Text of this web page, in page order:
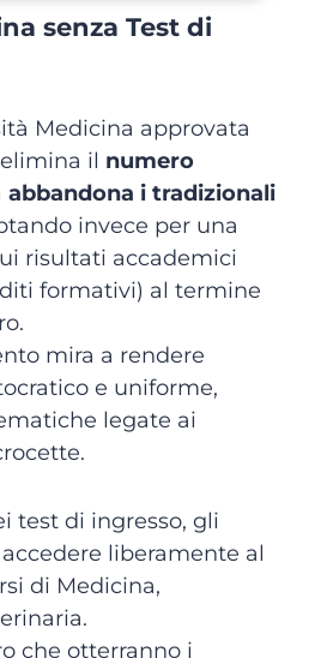
senza Test di
Medicina approvata
il numero
abbandona i tradizionali
invece per una
risultati accademici
formativi) al termine
mira a rendere
e uniforme,
legate ai
test di ingresso, gli
liberamente al
di Medicina,
che otterranno i